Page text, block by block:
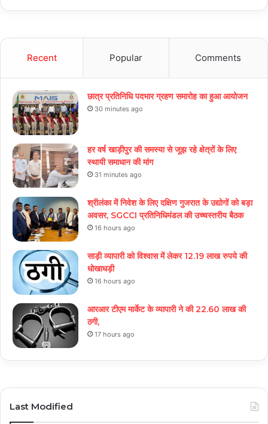
Recent Popular Comments
छात्र प्रतिनिधि पदभार ग्रहण समारोह का हुआ आयोजन
30 minutes ago
हर वर्ष खाड़ीपुर की समस्या से जूझ रहे क्षेत्रों के लिए
स्थायी समाधान की मांग
31 minutes ago
श्रीलंका में निवेश के लिए दक्षिण गुजरात के उद्योगों को बड़ा
अवसर, SGCCI प्रतिनिधिमंडल की उच्चस्तरीय बैठक
16 hours ago
साड़ी व्यापारी को विश्वास में लेकर 12.19 लाख रुपये की
धोखाधड़ी
16 hours ago
आरआर टीएम मार्केट के व्यापारी ने की 22.60 लाख की
ठगी,
17 hours ago
Last Modified